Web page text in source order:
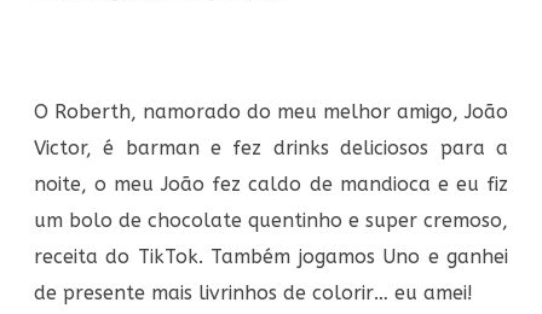
O Roberth, namorado do meu melhor amigo, João
Victor, é barman e fez drinks deliciosos para a
noite, o meu João fez caldo de mandioca e eu fiz
um bolo de chocolate quentinho e super cremoso,
receita do TikTok. Também jogamos Uno e ganhei
de presente mais livrinhos de colorir… eu amei!